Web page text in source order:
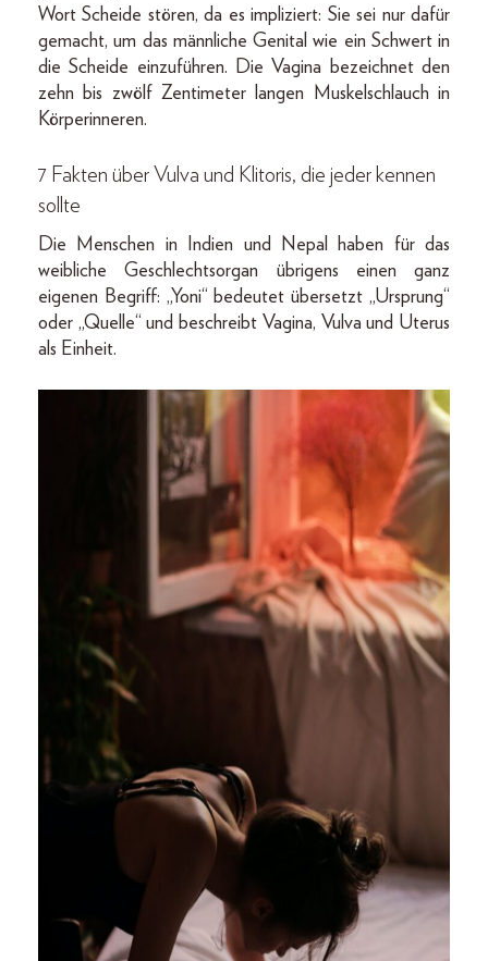
Wort Scheide stören, da es impliziert: Sie sei nur dafür
gemacht, um das männliche Genital wie ein Schwert in
die Scheide einzuführen. Die Vagina bezeichnet den
zehn bis zwölf Zentimeter langen Muskelschlauch in
Körperinneren.
7 Fakten über Vulva und Klitoris, die jeder kennen
sollte
Die Menschen in Indien und Nepal haben für das
weibliche Geschlechtsorgan übrigens einen ganz
eigenen Begriff: „Yoni“ bedeutet übersetzt „Ursprung“
oder „Quelle“ und beschreibt Vagina, Vulva und Uterus
als Einheit.